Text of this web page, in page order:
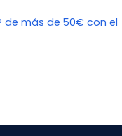
de más de 50€ con el